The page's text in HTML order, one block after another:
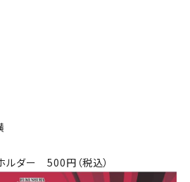
横
ルダー 500円（税込）